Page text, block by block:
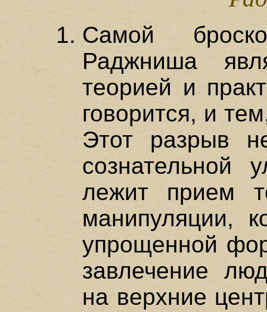
Самой
Раджниша
теорией и
говорится, и
Этот разрыв
сознательной
лежит прием
манипуляции,
упрощенной
завлечение
на верхние